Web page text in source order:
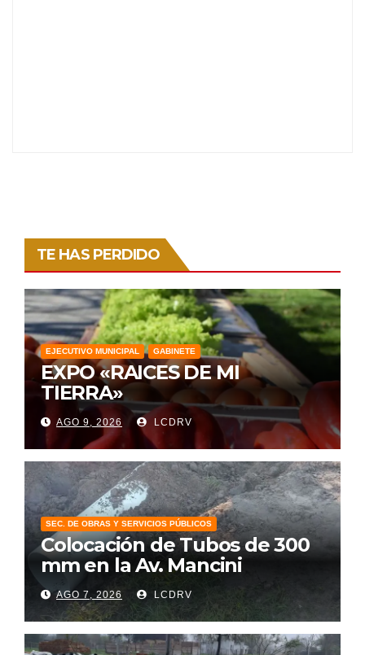
TE HAS PERDIDO
EJECUTIVO MUNICIPAL GABINETE
EXPO «RAICES DE MI
TIERRA»
AGO 9, 2026 LCDRV
SEC. DE OBRAS Y SERVICIOS PÚBLICOS
Colocación de Tubos de 300
mm en la Av. Mancini
AGO 7, 2026 LCDRV